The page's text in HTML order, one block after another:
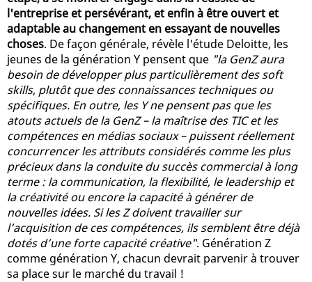
l'entreprise et persévérant, et enfin à être ouvert et
adaptable au changement en essayant de nouvelles
choses. De façon générale, révèle l'étude Deloitte, les
jeunes de la génération Y pensent que "la GenZ aura
besoin de développer plus particulièrement des soft
skills, plutôt que des connaissances techniques ou
spécifiques. En outre, les Y ne pensent pas que les
atouts actuels de la GenZ – la maîtrise des TIC et les
compétences en médias sociaux – puissent réellement
concurrencer les attributs considérés comme les plus
précieux dans la conduite du succès commercial à long
terme : la communication, la flexibilité, le leadership et
la créativité ou encore la capacité à générer de
nouvelles idées. Si les Z doivent travailler sur
l’acquisition de ces compétences, ils semblent être déjà
dotés d’une forte capacité créative". Génération Z
comme génération Y, chacun devrait parvenir à trouver
sa place sur le marché du travail !